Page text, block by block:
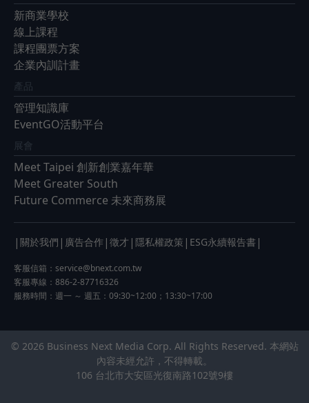
新商業學校
線上課程
課程團票方案
企業內訓計畫
產品
管理知識庫
EventGO活動平台
展會
Meet Taipei 創新創業嘉年華
Meet Greater South
Future Commerce 未來商務展
| 關於我們 | 廣告合作 | 徵才 | 隱私權政策 | ESG永續報告書 |
客服信箱： service@bnext.com.tw
客服專線：886-2-87716326
服務時間：週一 ～ 週五：09:30~12:00；13:30~17:00
© 2026 Business Next Media Corp. All Rights Reserved. 本網站
內容未經允許，不得轉載。
106 台北市大安區光復南路102號9樓